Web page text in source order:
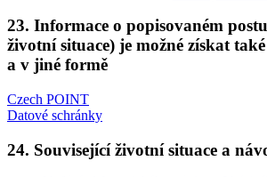
23. Informace o popisovaném
životní situace) je možné získat
a v jiné formě
Czech POINT
Datové schránky
24. Související životní situace a